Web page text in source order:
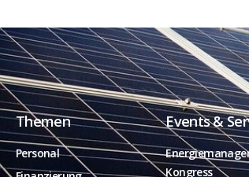
Themen
Personal
Events &
Kongress